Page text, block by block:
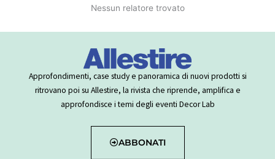
Nessun relatore trovato
Approfondimenti, case study e panoramica di nuovi prodotti si
ritrovano poi su Allestire, la rivista che riprende, amplifica e
approfondisce i temi degli eventi Decor Lab
ABBONATI